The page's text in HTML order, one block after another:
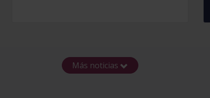
Más noticias